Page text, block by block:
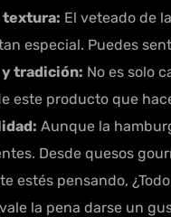
textura: El veteado de
especial. Puedes
tradición: No es solo
este producto que
Aunque la
Desde quesos
estés pensando,
la pena darse un